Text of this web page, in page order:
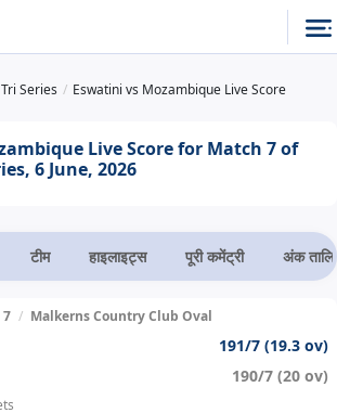
Series Eswatini vs Mozambique Live Score
Live Score for Match 7 of
6 June, 2026
टीम हाइलाइट्स पूरी कमेंट्री अंक
7 / Malkerns Country Club Oval
191/7 (19.3 ov)
190/7 (20 ov)